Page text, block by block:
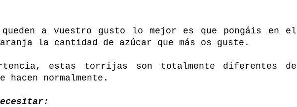
queden a vuestro gusto lo mejor es que pongáis en el
la cantidad de azúcar que más os guste.
estas torrijas son totalmente diferentes de
hacen normalmente.